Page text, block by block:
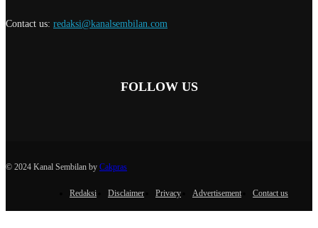
Contact us: redaksi@kanalsembilan.com
FOLLOW US
© 2024 Kanal Sembilan by Cakpras
Redaksi Disclaimer Privacy Advertisement Contact us